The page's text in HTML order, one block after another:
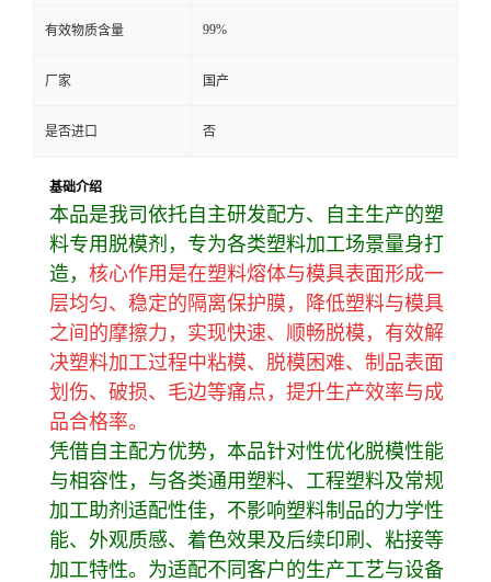
有效物质含量 99%
厂家 国产
是否进口 否
基础介绍
本品是我司依托自主研发配方、自主生产的塑
料专用脱模剂，专为各类塑料加工场景量身打
造， 核心作用是在塑料熔体与模具表面形成一
层均匀、稳定的隔离保护膜，降低塑料与模具
之间的摩擦力，实现快速、顺畅脱模，有效解
决塑料加工过程中粘模、脱模困难、制品表面
划伤、破损、毛边等痛点，提升生产效率与成
品合格率。
凭借自主配方优势，本品针对性优化脱模性能
与相容性，与各类通用塑料、工程塑料及常规
加工助剂适配性佳，不影响塑料制品的力学性
能、外观质感、着色效果及后续印刷、粘接等
加工特性。为适配不同客户的生产工艺与设备